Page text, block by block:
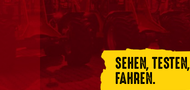
SEHEN, TESTEN,
FAHREN.